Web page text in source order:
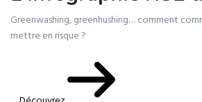
Greenwashing, greenhushing… comment
mettre en risque ?